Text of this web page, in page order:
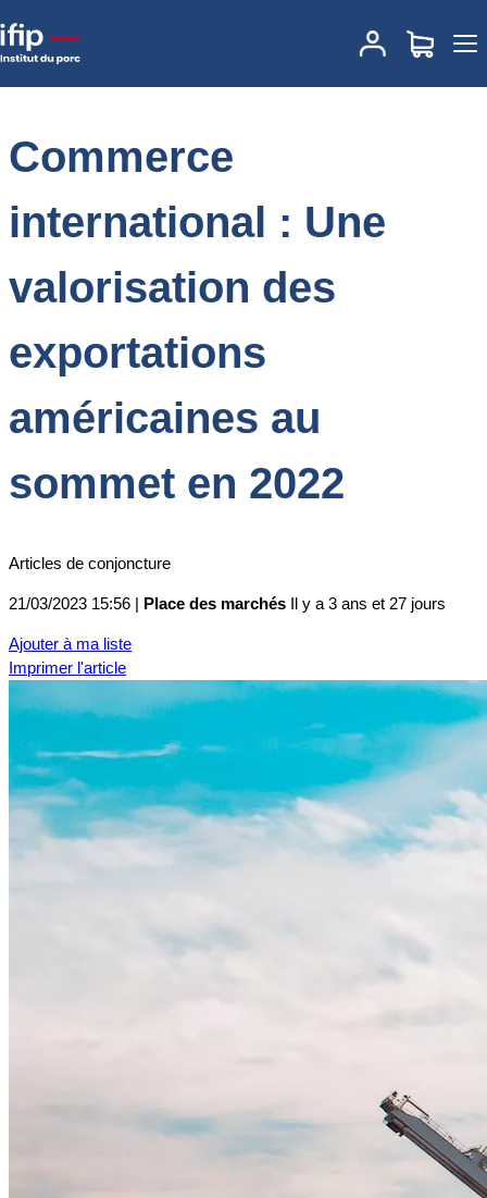
Accueil Actualités des marchés
Commerce
international : Une valorisation des exportations américaines au
Commerce
international : Une
valorisation des
exportations
américaines au
sommet en 2022
Articles de conjoncture
21/03/2023 15:56 | Place des marchés Il y a 3 ans et 27 jours
Ajouter à ma liste
Imprimer l'article